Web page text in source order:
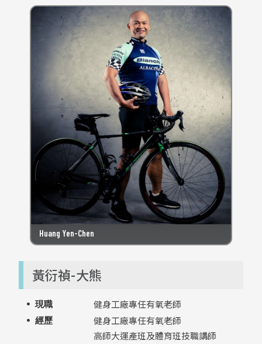
Huang Yen-Chen
黃衍禎-大熊
現職 健身工廠專任有氧老師
經歷
健身工廠專任有氧老師
高師大運產班及體育班技職講師